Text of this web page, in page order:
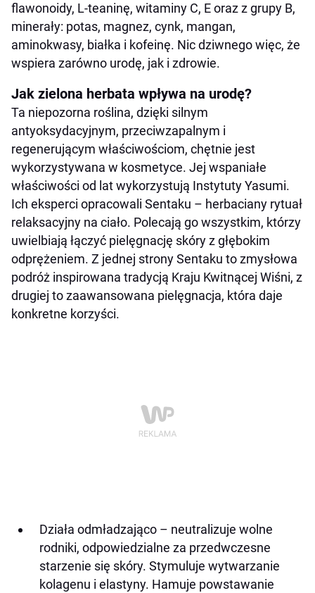
flawonoidy, L-teaninę, witaminy C, E oraz z grupy B,
minerały: potas, magnez, cynk, mangan,
aminokwasy, białka i kofeinę. Nic dziwnego więc, że
wspiera zarówno urodę, jak i zdrowie.
Jak zielona herbata wpływa na urodę?
Ta niepozorna roślina, dzięki silnym
antyoksydacyjnym, przeciwzapalnym i
regenerującym właściwościom, chętnie jest
wykorzystywana w kosmetyce. Jej wspaniałe
właściwości od lat wykorzystują Instytuty Yasumi.
Ich eksperci opracowali Sentaku – herbaciany rytuał
relaksacyjny na ciało. Polecają go wszystkim, którzy
uwielbiają łączyć pielęgnację skóry z głębokim
odprężeniem. Z jednej strony Sentaku to zmysłowa
podróż inspirowana tradycją Kraju Kwitnącej Wiśni, z
drugiej to zaawansowana pielęgnacja, która daje
konkretne korzyści.
Działa odmładzająco – neutralizuje wolne
rodniki, odpowiedzialne za przedwczesne
starzenie się skóry. Stymuluje wytwarzanie
kolagenu i elastyny. Hamuje powstawanie